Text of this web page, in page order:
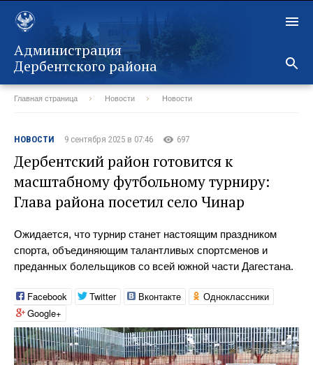
Администрация
Дербентского района
Главная страница Новости Новости
НОВОСТИ 9 сентября 2025 в 07:46 697
Дербентский район готовится к
масштабному футбольному турниру:
Глава района посетил село Чинар
Ожидается, что турнир станет настоящим праздником
спорта, объединяющим талантливых спортсменов и
преданных болельщиков со всей южной части Дагестана.
Facebook Twitter Вконтакте
Одноклассники
Google+